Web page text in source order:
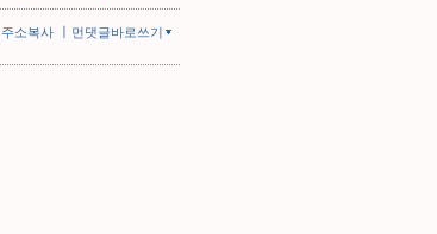
먼댓글바로쓰기
주소복사